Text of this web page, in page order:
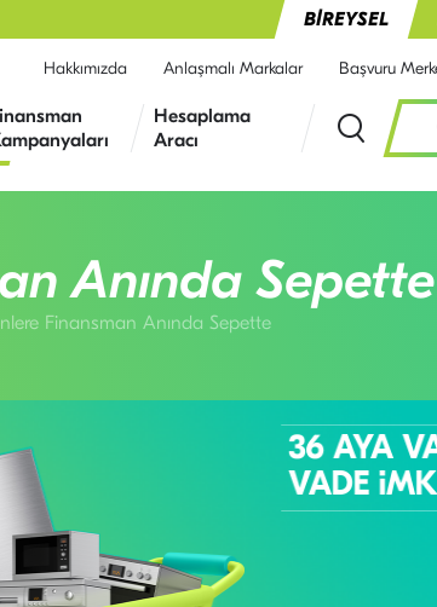
BİREYSEL
Hakkımızda Anlaşmalı Markalar Başvuru
Hesaplama
Aracı
Anında Sepette
Finansman Anında Sepette